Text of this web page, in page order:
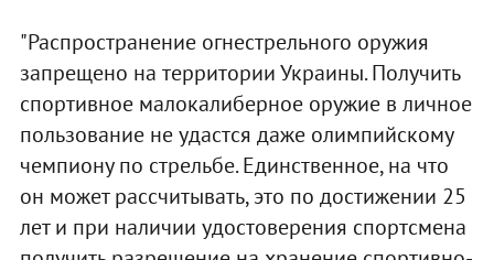
"Распространение огнестрельного оружия
запрещено на территории Украины. Получить
спортивное малокалиберное оружие в личное
пользование не удастся даже олимпийскому
чемпиону по стрельбе. Единственное, на что
он может рассчитывать, это по достижении 25
лет и при наличии удостоверения спортсмена